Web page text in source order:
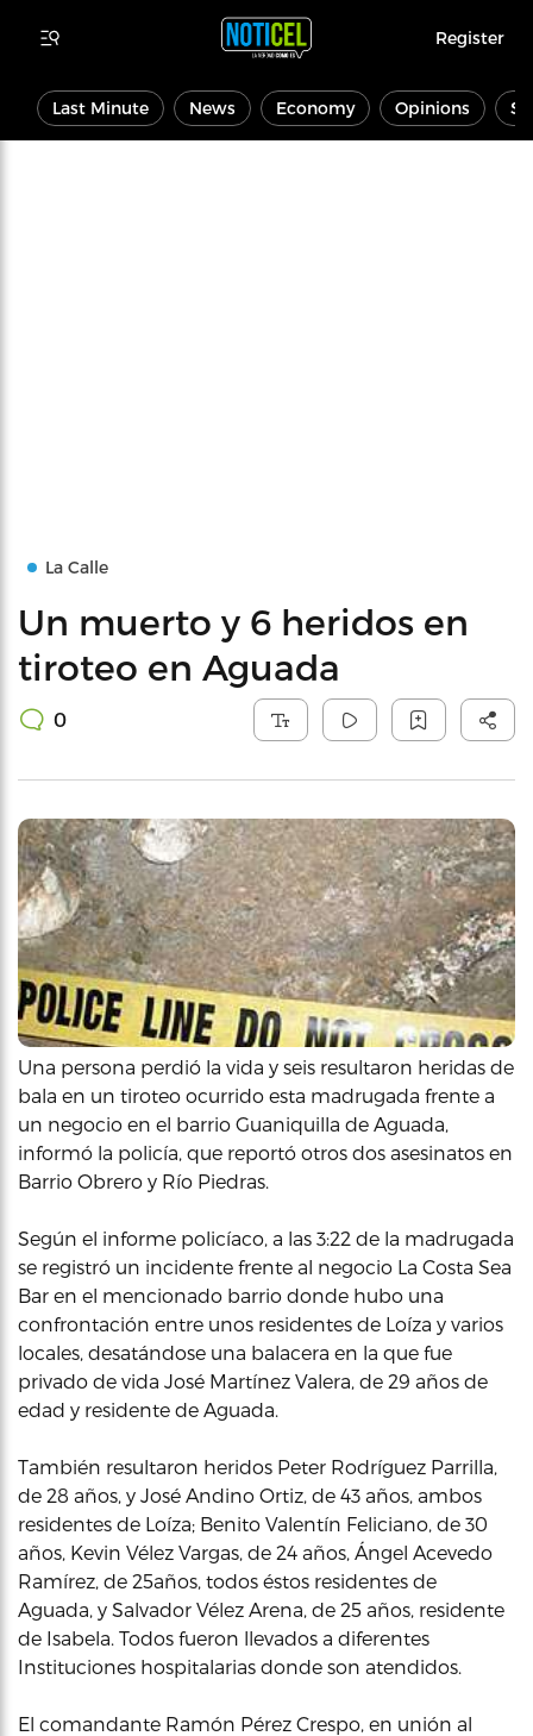
Register
Last Minute News Economy Opinions
La Calle
Un muerto y 6 heridos en
tiroteo en Aguada
0
Una persona perdió la vida y seis resultaron heridas de
bala en un tiroteo ocurrido esta madrugada frente a
un negocio en el barrio Guaniquilla de Aguada,
informó la policía, que reportó otros dos asesinatos en
Barrio Obrero y Río Piedras.
Según el informe policíaco, a las 3:22 de la madrugada
se registró un incidente frente al negocio La Costa Sea
Bar en el mencionado barrio donde hubo una
confrontación entre unos residentes de Loíza y varios
locales, desatándose una balacera en la que fue
privado de vida José Martínez Valera, de 29 años de
edad y residente de Aguada.
También resultaron heridos Peter Rodríguez Parrilla,
de 28 años, y José Andino Ortiz, de 43 años, ambos
residentes de Loíza; Benito Valentín Feliciano, de 30
años, Kevin Vélez Vargas, de 24 años, Ángel Acevedo
Ramírez, de 25años, todos éstos residentes de
Aguada, y Salvador Vélez Arena, de 25 años, residente
de Isabela. Todos fueron llevados a diferentes
Instituciones hospitalarias donde son atendidos.
El comandante Ramón Pérez Crespo, en unión al